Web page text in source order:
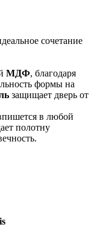
сочетание
МДФ, благодаря
формы на
защищает дверь от
в любой
полотну